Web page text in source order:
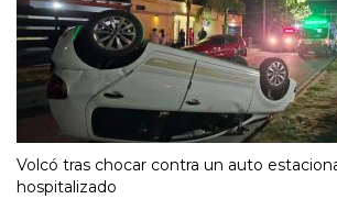
Volcó tras chocar contra un auto
hospitalizado